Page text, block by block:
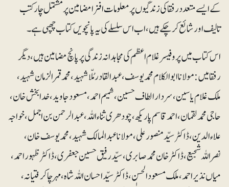
کے ایسے متعدد رفقا کی زندگیوں پر معلومات افزا مضامین پر مشتمل چار کتب
تالیف اور شائع کرچکے ہیں، اب اس سلسلے کی یہ پانچویں کتاب چھپی ہے۔
اس کتاب میں پروفیسر غلام اعظم کی مجاہدانہ زندگی پر پانچ مضامین ہیں، دیگر
رفقا میں: مولانا ابوالکلام محمد یوسف، عبدالقادر مُلّا شہید، محمد قمرالزمان شہید،
ملک غلام یاسین، سردار الطاف حسین، شمیم احمد، مسعود جاوید، خدا بخش خان،
حاجی محمد لقمان، احمدقاسم پاریکھ، چودھری ثناء اللہ، عبدالرحمن بن اجمل، خواجہ
علاء الدین ، ڈاکٹر سیّدمنصورعلی، مولانا عبدالمالک شہید، محمد یوسف خان،
نصراللہ شجیع، ڈاکٹر خان محمد صابری، سیّد رفیق حسین جعفری، ڈاکٹر ظہوراحمد،
میاں نذیراحمد، ملک مسعود الحسن، ڈاکٹر سیّد احسان اللہ شاہ، مہرچاکرفتیانہ،